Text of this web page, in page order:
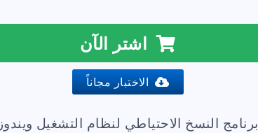
اشتر الآن
الاختبار مجاناً
برنامج النسخ الاحتياطي لنظام التشغيل ويندوز